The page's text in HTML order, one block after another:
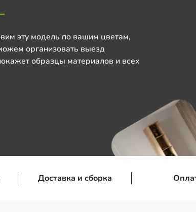
эту модель по вашим цветам,
организовать выезд
образцы материалов и всех
Доставка и сборка